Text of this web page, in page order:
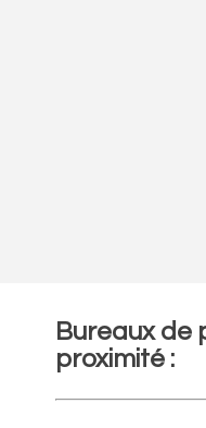
Bureaux de
proximité :